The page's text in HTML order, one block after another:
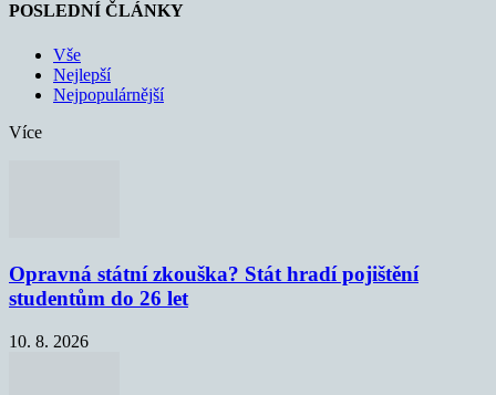
POSLEDNÍ ČLÁNKY
Vše
Nejlepší
Nejpopulárnější
Více
Opravná státní zkouška? Stát hradí pojištění
studentům do 26 let
10. 8. 2026